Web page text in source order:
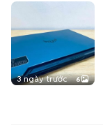
3 ngày trước 6